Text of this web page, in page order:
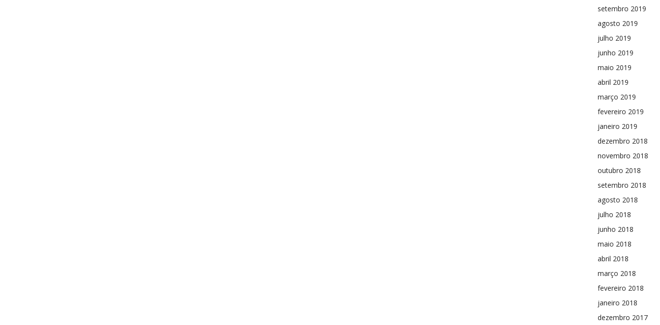
setembro 2019
agosto 2019
julho 2019
junho 2019
maio 2019
abril 2019
março 2019
fevereiro 2019
janeiro 2019
dezembro 2018
novembro 2018
outubro 2018
setembro 2018
agosto 2018
julho 2018
junho 2018
maio 2018
abril 2018
março 2018
fevereiro 2018
janeiro 2018
dezembro 2017